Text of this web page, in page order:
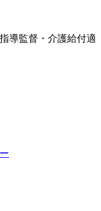
導監督・介護給付適